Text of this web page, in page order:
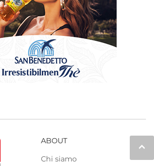
keyboard_arrow_up
ABOUT
Chi siamo